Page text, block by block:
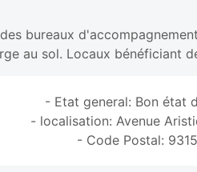
bureaux
au sol. Locaux bénéficiant
- Etat general: Bon état
- localisation: Avenue
- Code Postal: